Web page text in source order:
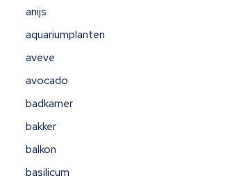
anijs
aquariumplanten
aveve
avocado
badkamer
bakker
balkon
basilicum